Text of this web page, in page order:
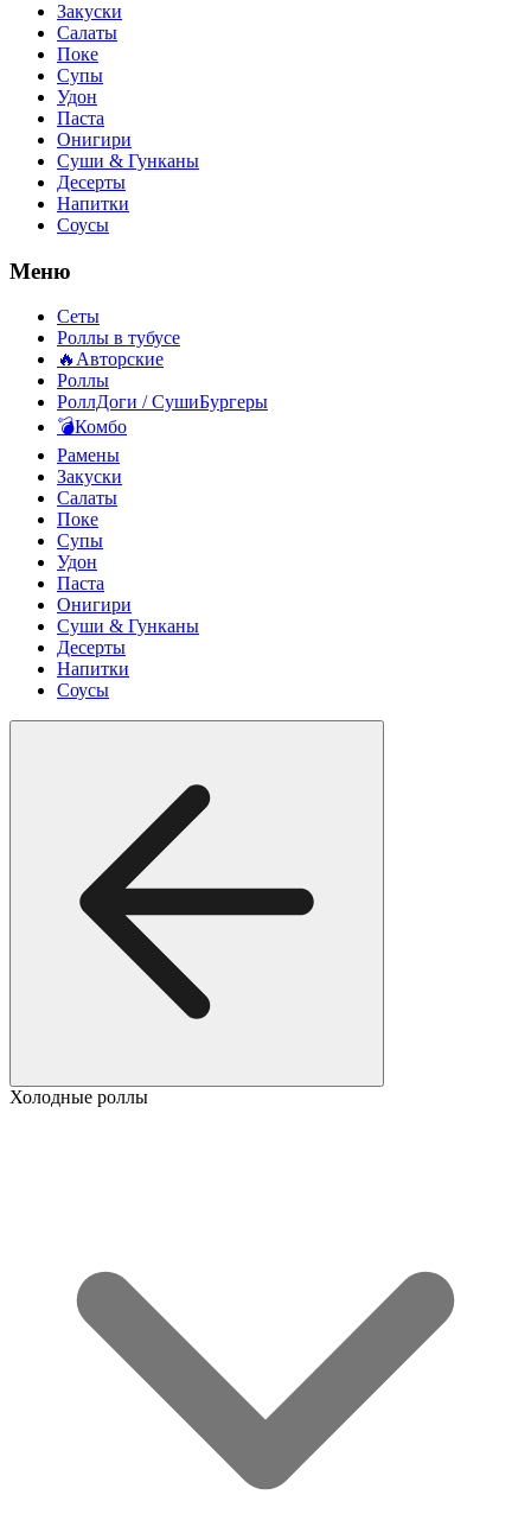
Закуски
Салаты
Поке
Супы
Удон
Паста
Онигири
Суши & Гунканы
Десерты
Напитки
Соусы
Меню
Сеты
Роллы в тубусе
🔥Авторские
Роллы
РоллДоги / СушиБургеры
💣Комбо
Рамены
Закуски
Салаты
Поке
Супы
Удон
Паста
Онигири
Суши & Гунканы
Десерты
Напитки
Соусы
Холодные роллы